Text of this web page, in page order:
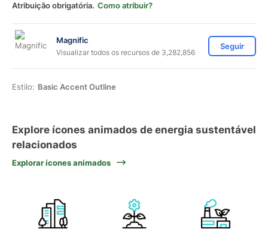
Atribuição obrigatória. Como atribuir?
Magnific
Visualizar todos os recursos de 3,282,856
Seguir
Estilo: Basic Accent Outline
Explore ícones animados de energia sustentável
relacionados
Explorar ícones animados